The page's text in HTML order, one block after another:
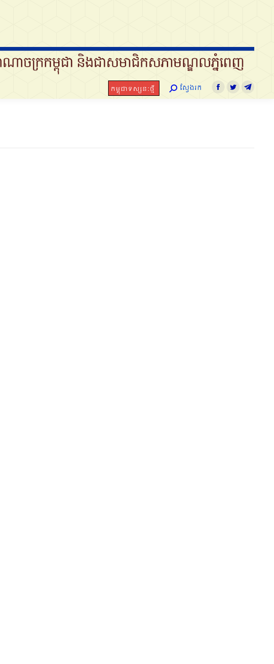
កម្ពុជាទស្សនៈថ្មី Search:
ស្វែងរក Facebook
Twitter